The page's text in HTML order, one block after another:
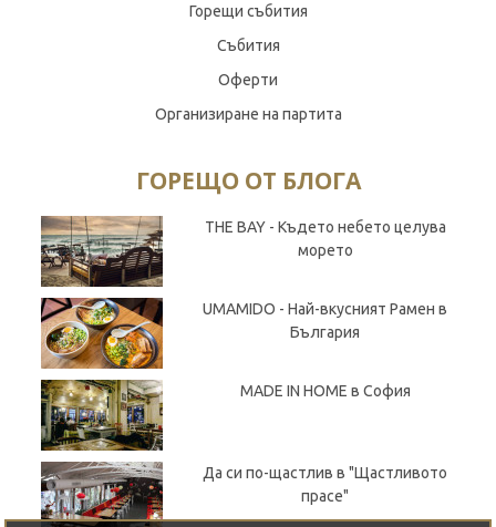
Горещи събития
Събития
Оферти
Организиране на партита
ГОРЕЩО ОТ БЛОГА
THE BAY - Където небето целува
морето
UMAMIDO - Най-вкусният Рамен в
България
MADE IN HOME в София
Да си по-щастлив в "Щастливото
прасе"